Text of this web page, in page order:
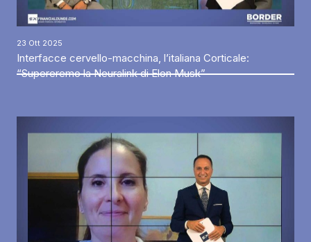
23 Ott 2025
Interfacce cervello-macchina, l’italiana Corticale:
“Supereremo la Neuralink di Elon Musk”